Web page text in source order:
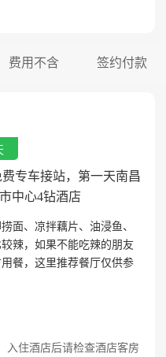
费用不含 签约付款
专车接站，第一天南昌
中心4钻酒店
面、凉拌藕片、油浸鱼、
辣，如果不能吃辣的朋友
餐，这里推荐餐厅仅供参
入住酒店后请检查酒店客房